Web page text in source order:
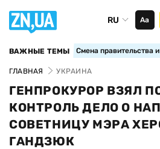
RU Аа
ВАЖНЫЕ ТЕМЫ Смена правительства
ГЛАВНАЯ УКРАИНА
ГЕНПРОКУРОР ВЗЯЛ
КОНТРОЛЬ ДЕЛО О
СОВЕТНИЦУ МЭРА
ГАНДЗЮК